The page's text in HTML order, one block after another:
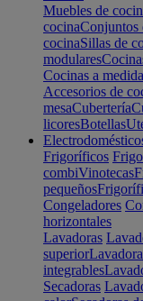
Muebles de
cocinaConjuntos
cocinaSillas de
modulares
Cocinas a medida
Accesorios de
mesaCubertería
licoresBotellas
Frigoríficos
combiVinotecas
pequeños
Congeladores
horizontales
Lavadoras
superior
integrables
Secadoras